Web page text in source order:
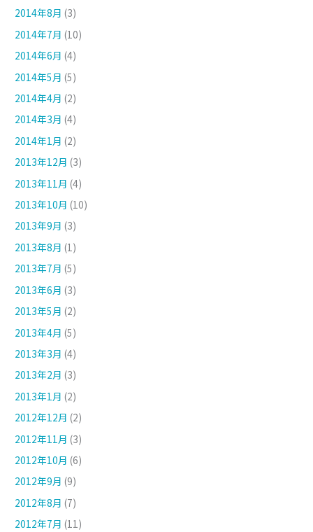
2014年8月 (3)
2014年7月 (10)
2014年6月 (4)
2014年5月 (5)
2014年4月 (2)
2014年3月 (4)
2014年1月 (2)
2013年12月 (3)
2013年11月 (4)
2013年10月 (10)
2013年9月 (3)
2013年8月 (1)
2013年7月 (5)
2013年6月 (3)
2013年5月 (2)
2013年4月 (5)
2013年3月 (4)
2013年2月 (3)
2013年1月 (2)
2012年12月 (2)
2012年11月 (3)
2012年10月 (6)
2012年9月 (9)
2012年8月 (7)
2012年7月 (11)